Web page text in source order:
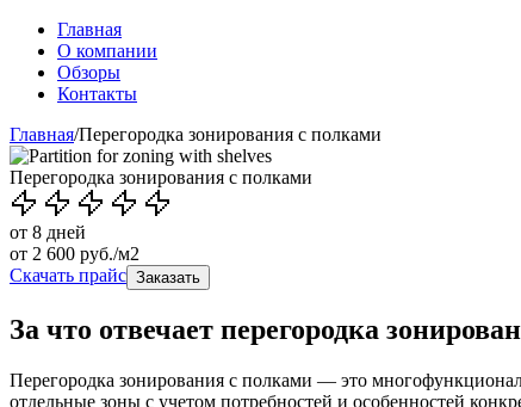
Главная
О компании
Обзоры
Контакты
Главная/Перегородка зонирования с полками
Перегородка зонирования с полками
от 8 дней
от 2 600 руб./м2
Скачать прайс Заказать
За что отвечает перегородка
Перегородка зонирования с полками — это
отдельные зоны с учетом потребностей и особенностей